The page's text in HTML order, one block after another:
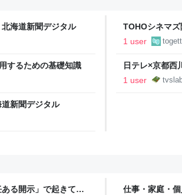
海道新聞デジタル
TOHOシネマ
夢が叶うことに
1 user
するための基礎知識
日テレ×京都
レビショッピ
1 user
新聞デジタル
る開示」で起きてい
仕事・家庭・